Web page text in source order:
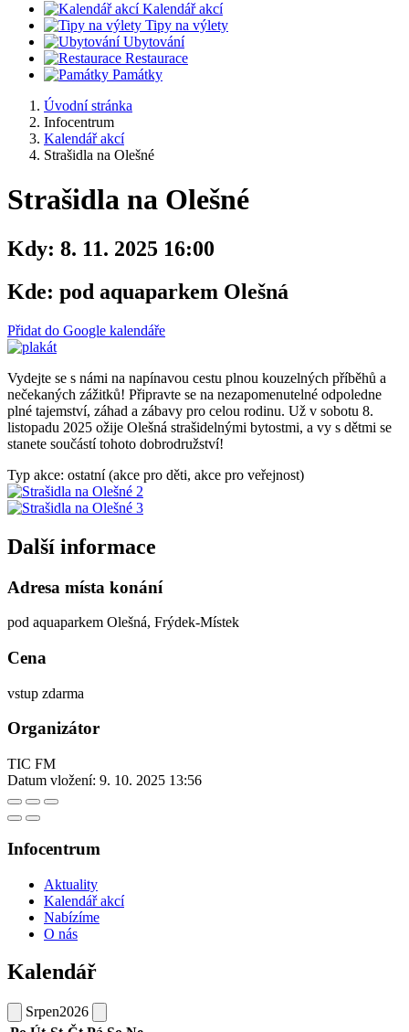
Kalendář akcí
Tipy na výlety
Ubytování
Restaurace
Památky
Úvodní stránka
Infocentrum
Kalendář akcí
Strašidla na Olešné
Strašidla na Olešné
Kdy: 8. 11. 2025 16:00
Kde: pod aquaparkem Olešná
Přidat do Google kalendáře
Vydejte se s námi na napínavou cestu plnou kouzelných příběhů a
nečekaných zážitků! Připravte se na nezapomenutelné odpoledne
plné tajemství, záhad a zábavy pro celou rodinu. Už v sobotu 8.
listopadu 2025 ožije Olešná strašidelnými bytostmi, a vy s dětmi se
stanete součástí tohoto dobrodružství!
Typ akce: ostatní (akce pro děti, akce pro veřejnost)
Další informace
Adresa místa konání
pod aquaparkem Olešná, Frýdek-Místek
Cena
vstup zdarma
Organizátor
TIC FM
Datum vložení: 9. 10. 2025 13:56
Infocentrum
Aktuality
Kalendář akcí
Nabízíme
O nás
Kalendář
Srpen2026